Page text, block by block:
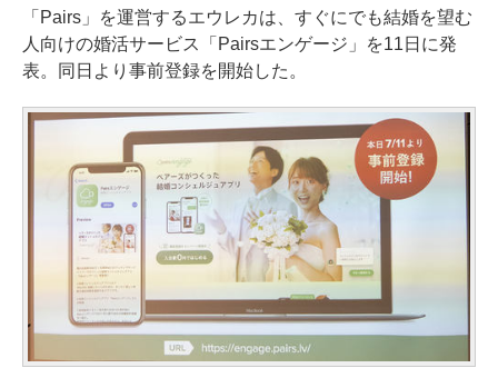
「Pairs」を運営するエウレカは、すぐにでも結婚を望む
人向けの婚活サービス「Pairsエンゲージ」を11日に発
表。同日より事前登録を開始した。